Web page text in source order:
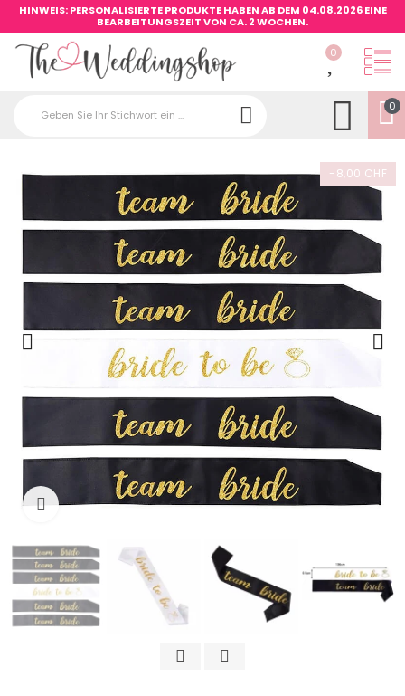
HINWEIS: PERSONALISIERTE PRODUKTE HABEN AB DEM 04.08.2026 EINE
BEARBEITUNGSZEIT VON CA. 2 WOCHEN.
0
0
-8,00 CHF
klicken um zu vergrößern